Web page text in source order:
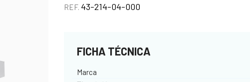
REF. 43-214-04-000
FICHA TÉCNICA
Marca